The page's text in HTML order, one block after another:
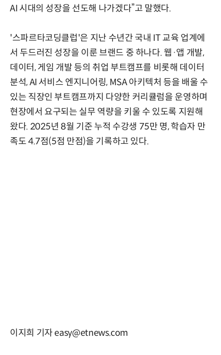
AI 시대의 성장을 선도해 나가겠다”고 말했다.
'스파르타코딩클럽'은 지난 수년간 국내 IT 교육 업계에
서 두드러진 성장을 이룬 브랜드 중 하나다. 웹·앱 개발,
데이터, 게임 개발 등의 취업 부트캠프를 비롯해 데이터
분석, AI 서비스 엔지니어링, MSA 아키텍처 등을 배울 수
있는 직장인 부트캠프까지 다양한 커리큘럼을 운영하며
현장에서 요구되는 실무 역량을 키울 수 있도록 지원해
왔다. 2025년 8월 기준 누적 수강생 75만 명, 학습자 만
족도 4.7점(5점 만점)을 기록하고 있다.
이지희 기자 easy@etnews.com